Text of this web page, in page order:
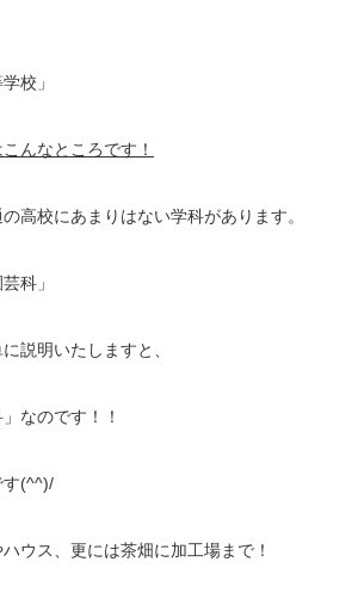
校」
んなところです！
高校にあまりはない学科があります。
科」
説明いたしますと、
なのです！！
す(^^)/
ウス、更には茶畑に加工場まで！